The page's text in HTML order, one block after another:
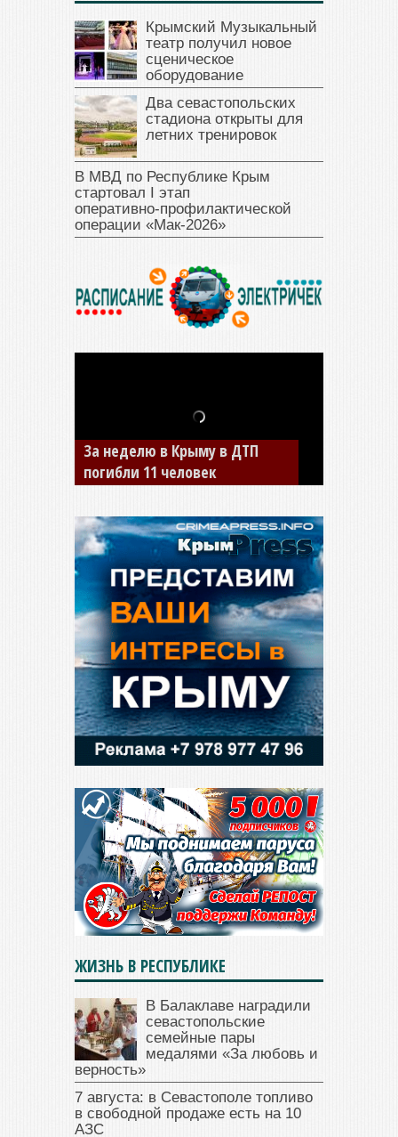
Крымский Музыкальный
театр получил новое
сценическое
оборудование
Два севастопольских
стадиона открыты для
летних тренировок
В МВД по Республике Крым
стартовал I этап
оперативно‑профилактической
операции «Мак‑2026»
За неделю в Крыму в ДТП
погибли 11 человек
В Джанкое водитель ВАЗа
сбил двух детей на «зебре»
ЖИЗНЬ В РЕСПУБЛИКЕ
В Балаклаве наградили
севастопольские
семейные пары
медалями «За любовь и
верность»
7 августа: в Севастополе топливо
в свободной продаже есть на 10
АЗС